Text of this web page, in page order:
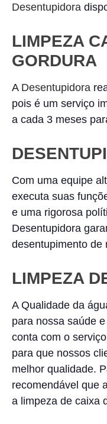
Desentupidora
LIMPEZA
GORDURA
A Desentupidora
pois é um serviço
a cada 3 meses
Com uma equipe
executa suas
e uma rigorosa
Desentupidora
desentupimento de
LIMPEZA
A Qualidade da
para nossa saúde
conta com o
para que nossos
melhor qualidade.
recomendável que
a limpeza de caixa